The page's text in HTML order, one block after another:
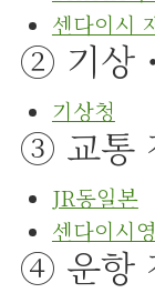
센다이시
② 기상
기상청
③ 교통
JR동일본
센다이시
④ 운항